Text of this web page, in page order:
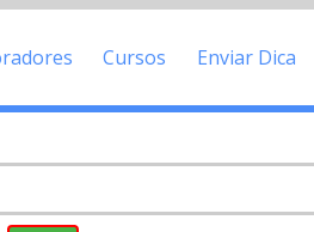
Cursos Enviar Dica